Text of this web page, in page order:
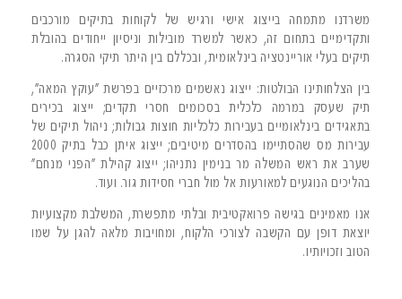
משרדנו מתמחה בייצוג אישי ורגיש של לקוחות בתיקים מורכבים
ותקדימיים בתחום זה, כאשר למשרד מובילות וניסיון ייחודים בהובלת
תיקים בעלי אוריינטציה בינלאומית, ובכללם בין היתר תיקי הסגרה.
בין הצלחותינו הבולטות: ייצוג נאשמים מרכזיים בפרשת "עוקץ המאה",
תיק שעסק במרמה כלכלית בסכומים חסרי תקדים; ייצוג בכירים
בתאגידים בינלאומיים בעבירות כלכליות חוצות גבולות; ניהול תיקים של
עבירות מס שהסתיימו בהסדרים מיטיבים; ייצוג איתן כבל בתיק 2000
שערב את ראש המשלה מר בנימין נתניהו; ייצוג קהילת "הפני מנחם"
בהליכים הנוגעים למאורעות אל מול חברי חסידות גור. ועוד.
אנו מאמינים בגישה פרואקטיבית ובלתי מתפשרת, המשלבת מקצועיות
יוצאת דופן עם הקשבה לצורכי הלקוח, ומחויבות מלאה להגן על שמו
הטוב וזכויותיו.